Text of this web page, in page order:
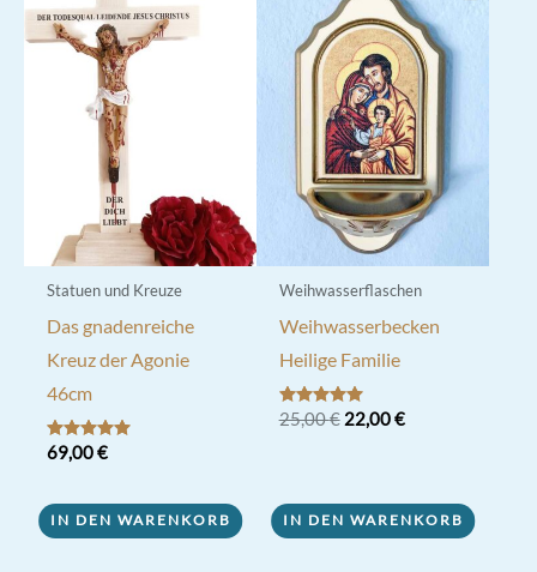
auf.
Die
Optionen
können
auf
der
Produktseite
gewählt
werden
Statuen und Kreuze
Das gnadenreiche
Kreuz der Agonie
46cm
Bewertet mit
5.00
69,00€
IN DEN WARENKORB
Weihwasserflaschen
Weihwasserbecken
Heilige Familie
Bewertet mit
5.00
25,00€ Ursprünglicher
22,00€Aktueller
IN DEN WARENKORB